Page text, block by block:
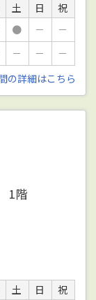
土 日
祝
● －
－
－ －
－
の詳細はこちら
1階
土 日
祝